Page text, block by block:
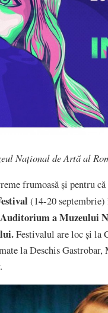
Național de Artă al
frumoasă și pentru
(14-20
a Muzeului
Festivalul are loc și la
la Deschis